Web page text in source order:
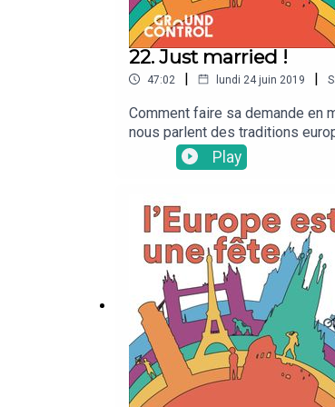
22. Just married !
47:02 | lundi 24 juin 2019 |
Comment faire sa demande en
nous parlent des traditions
sa femme italienne. - Kasja
Carla (20:12) nous éloigne du
Play